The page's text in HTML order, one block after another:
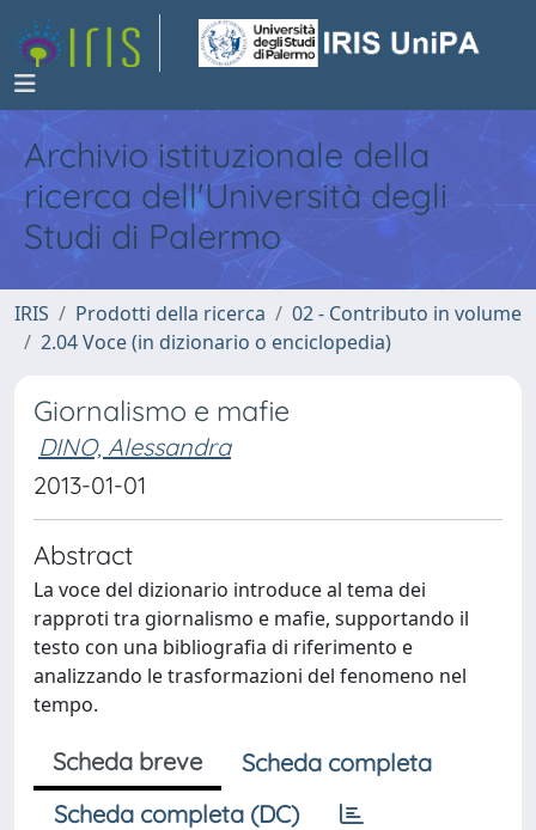
Archivio istituzionale della
ricerca dell'Università degli
Studi di Palermo
IRIS Prodotti della ricerca
02 - Contributo in volume
2.04 Voce (in dizionario o enciclopedia)
Giornalismo e mafie
DINO, Alessandra
2013-01-01
Abstract
La voce del dizionario introduce al tema dei
rapproti tra giornalismo e mafie, supportando il
testo con una bibliografia di riferimento e
analizzando le trasformazioni del fenomeno nel
tempo.
Scheda breve
Scheda completa
Scheda completa (DC)